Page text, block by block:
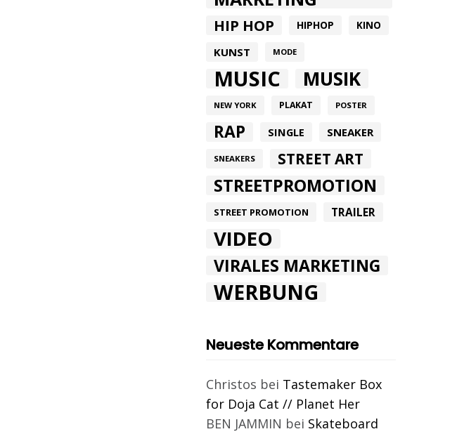
HIP HOP HIPHOP KINO
KUNST MODE
MUSIC MUSIK
NEW YORK PLAKAT POSTER
RAP SINGLE SNEAKER
SNEAKERS STREET ART
STREETPROMOTION
STREET PROMOTION TRAILER
VIDEO
VIRALES MARKETING
WERBUNG
Neueste Kommentare
Christos bei Tastemaker Box
for Doja Cat // Planet Her
BEN JAMMIN bei Skateboard